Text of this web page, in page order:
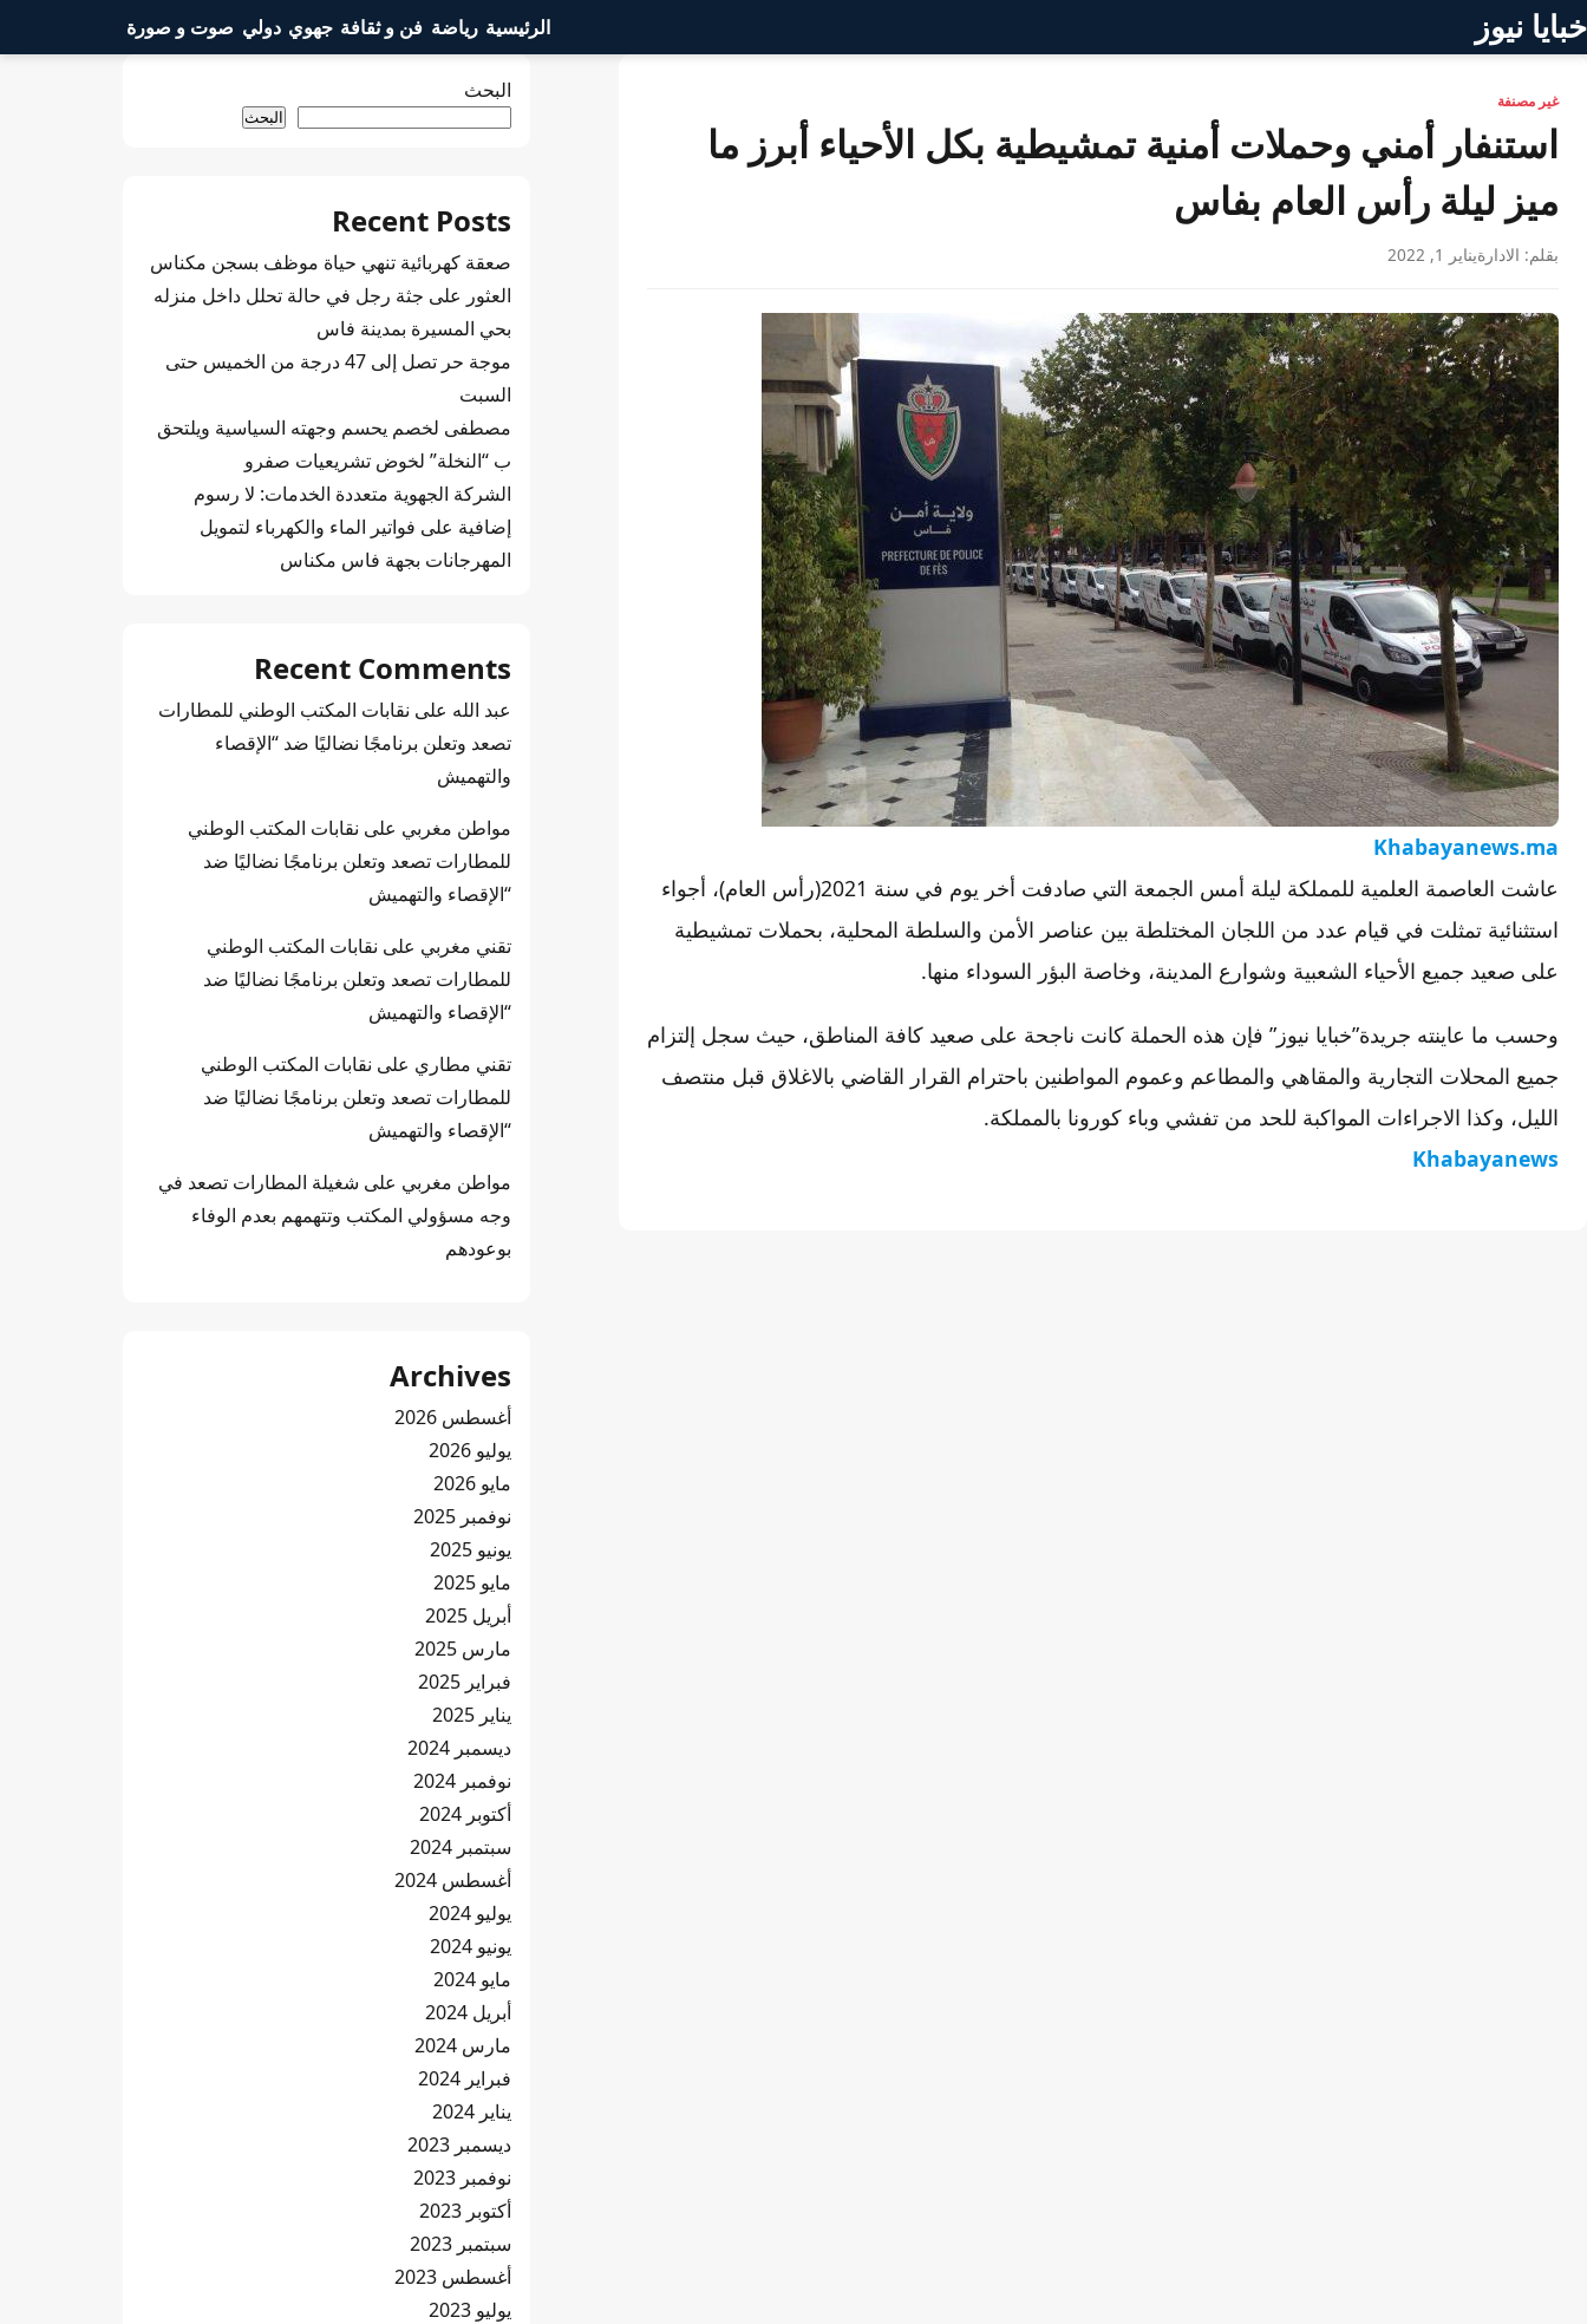
خبايا نيوز الرئيسية رياضة فن و ثقافة جهوي دولي صوت و صورة
غير مصنفة
استنفار أمني وحملات أمنية تمشيطية بكل الأحياء أبرز ما
ميز ليلة رأس العام بفاس
بقلم: الادارةيناير 1, 2022
Khabayanews.ma
عاشت العاصمة العلمية للمملكة ليلة أمس الجمعة التي صادفت أخر يوم في سنة 2021(رأس العام)، أجواء
استثنائية تمثلت في قيام عدد من اللجان المختلطة بين عناصر الأمن والسلطة المحلية، بحملات تمشيطية
على صعيد جميع الأحياء الشعبية وشوارع المدينة، وخاصة البؤر السوداء منها.
وحسب ما عاينته جريدة”خبايا نيوز” فإن هذه الحملة كانت ناجحة على صعيد كافة المناطق، حيث سجل إلتزام
جميع المحلات التجارية والمقاهي والمطاعم وعموم المواطنين باحترام القرار القاضي بالاغلاق قبل منتصف
الليل، وكذا الاجراءات المواكبة للحد من تفشي وباء كورونا بالمملكة.
Khabayanews
البحث
البحث
Recent Posts
صعقة كهربائية تنهي حياة موظف بسجن مكناس
العثور على جثة رجل في حالة تحلل داخل منزله
بحي المسيرة بمدينة فاس
موجة حر تصل إلى 47 درجة من الخميس حتى
السبت
مصطفى لخصم يحسم وجهته السياسية ويلتحق
ب “النخلة” لخوض تشريعيات صفرو
الشركة الجهوية متعددة الخدمات: لا رسوم
إضافية على فواتير الماء والكهرباء لتمويل
المهرجانات بجهة فاس مكناس
Recent Comments
عبد الله على نقابات المكتب الوطني للمطارات
تصعد وتعلن برنامجًا نضاليًا ضد “الإقصاء
والتهميش
مواطن مغربي على نقابات المكتب الوطني
للمطارات تصعد وتعلن برنامجًا نضاليًا ضد
“الإقصاء والتهميش
تقني مغربي على نقابات المكتب الوطني
للمطارات تصعد وتعلن برنامجًا نضاليًا ضد
“الإقصاء والتهميش
تقني مطاري على نقابات المكتب الوطني
للمطارات تصعد وتعلن برنامجًا نضاليًا ضد
“الإقصاء والتهميش
مواطن مغربي على شغيلة المطارات تصعد في
وجه مسؤولي المكتب وتتهمهم بعدم الوفاء
بوعودهم
Archives
أغسطس 2026
يوليو 2026
مايو 2026
نوفمبر 2025
يونيو 2025
مايو 2025
أبريل 2025
مارس 2025
فبراير 2025
يناير 2025
ديسمبر 2024
نوفمبر 2024
أكتوبر 2024
سبتمبر 2024
أغسطس 2024
يوليو 2024
يونيو 2024
مايو 2024
أبريل 2024
مارس 2024
فبراير 2024
يناير 2024
ديسمبر 2023
نوفمبر 2023
أكتوبر 2023
سبتمبر 2023
أغسطس 2023
يوليو 2023